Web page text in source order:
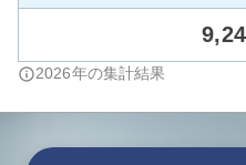
2026年の集計結果